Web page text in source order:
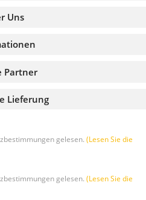
Uns
Lieferung
Partner
gelesen. (Lesen Sie die
gelesen. (Lesen Sie die